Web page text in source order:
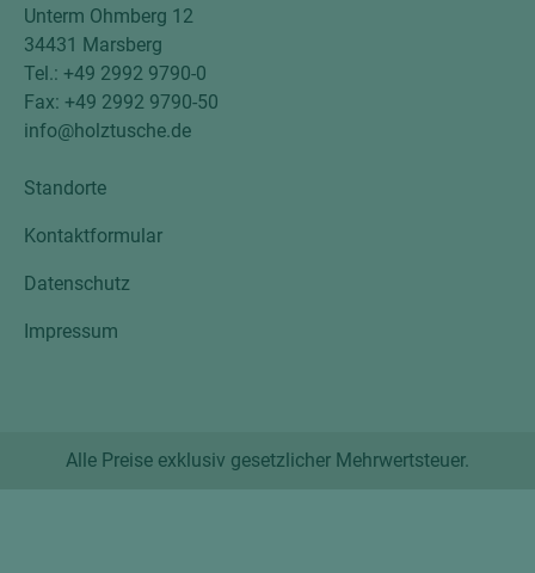
Unterm Ohmberg 12
34431 Marsberg
Tel.: +49 2992 9790-0
Fax: +49 2992 9790-50
info@holztusche.de
Standorte
Kontaktformular
Datenschutz
Impressum
Alle Preise exklusiv gesetzlicher Mehrwertsteuer.